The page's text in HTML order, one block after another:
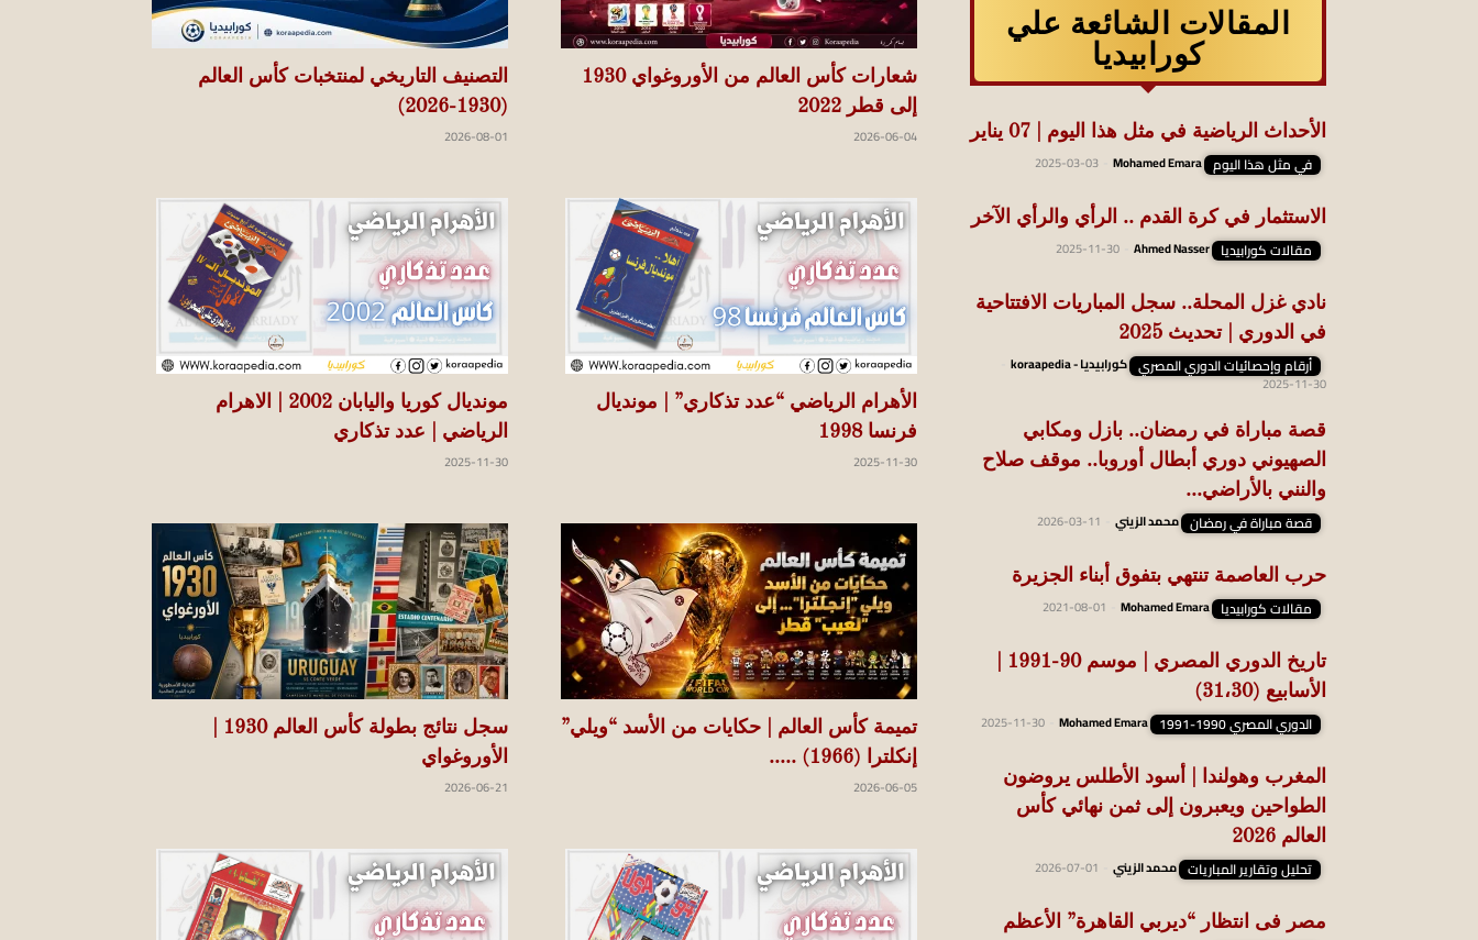
التصنيف التاريخي لمنتخبات كأس العالم
(1930-2026)
2026-08-01
شعارات كأس العالم من الأوروغواي 1930
إلى قطر 2022
2026-06-04
مونديال كوريا واليابان 2002 | الاهرام
الرياضي | عدد تذكاري
2025-11-30
الأهرام الرياضي “عدد تذكاري” | مونديال
فرنسا 1998
2025-11-30
الأوروغواي
2026-06-21
تميمة كأس العالم | حكايات من الأسد “ويلي”
إنكلترا (1966) .....
2026-06-05
المقالات الشائعة علي
كورابيديا
الأحداث الرياضية في مثل هذا اليوم | 07 يناير
في مثل هذا اليوم Mohamed Emara
2025-03-03
الاستثمار في كرة القدم .. الرأي والرأي الآخر
مقالات كورابيديا Ahmed Nasser
2025-11-30
نادي غزل المحلة.. سجل المباريات الافتتاحية
في الدوري | تحديث 2025
أرقام وإحصائيات الدوري المصري كورابيديا - koraapedia
2025-11-30
قصة مباراة في رمضان.. بازل ومكابي
الصهيوني دوري أبطال أوروبا.. موقف صلاح
والنني بالأراضي...
قصة مباراة في رمضان محمد الزيني 2026-03-11
حرب العاصمة تنتهي بتفوق أبناء الجزيرة
مقالات كورابيديا Mohamed Emara
2021-08-01
الأسابيع (31،30)
الدوري المصري 1990-1991 Mohamed Emara
2025-11-30
المغرب وهولندا | أسود الأطلس يروضون
الطواحين ويعبرون إلى ثمن نهائي كأس
العالم 2026
تحليل وتقارير المباريات محمد الزيني 2026-07-01
مصر فى انتظار “ديربي القاهرة” الأعظم